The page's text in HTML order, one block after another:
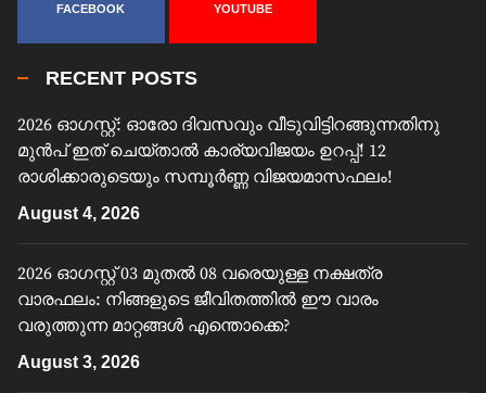
FACEBOOK YOUTUBE
RECENT POSTS
2026 ഓഗസ്റ്റ്: ഓരോ ദിവസവും വീടുവിട്ടിറങ്ങുന്നതിനു
മുൻപ് ഇത് ചെയ്താൽ കാര്യവിജയം ഉറപ്പ്! 12
രാശിക്കാരുടെയും സമ്പൂർണ്ണ വിജയമാസഫലം!
August 4, 2026
2026 ഓഗസ്റ്റ് 03 മുതൽ 08 വരെയുള്ള നക്ഷത്ര
വാരഫലം: നിങ്ങളുടെ ജീവിതത്തിൽ ഈ വാരം
വരുത്തുന്ന മാറ്റങ്ങൾ എന്തൊക്കെ?
August 3, 2026